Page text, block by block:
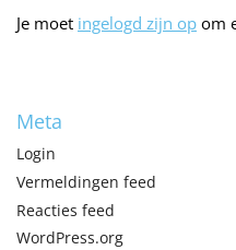
Je moet ingelogd zijn op om
Meta
Login
Vermeldingen feed
Reacties feed
WordPress.org